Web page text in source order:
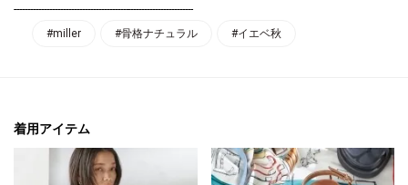
------------------------------------------------------------------
#miller
#骨格ナチュラル #イエベ秋
着用アイテム